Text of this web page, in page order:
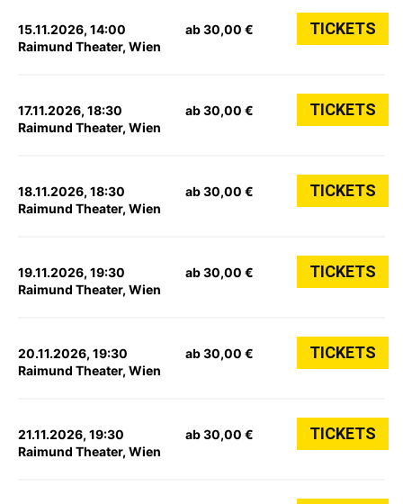
15.11.2026, 14:00
Raimund Theater, Wien
ab 30,00 € TICKETS
17.11.2026, 18:30
Raimund Theater, Wien
ab 30,00 € TICKETS
18.11.2026, 18:30
Raimund Theater, Wien
ab 30,00 € TICKETS
19.11.2026, 19:30
Raimund Theater, Wien
ab 30,00 € TICKETS
20.11.2026, 19:30
Raimund Theater, Wien
ab 30,00 € TICKETS
21.11.2026, 19:30
Raimund Theater, Wien
ab 30,00 € TICKETS